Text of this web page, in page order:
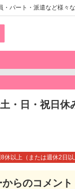
パート・派遣など様々
・日・祝日
休以上（または週休2日以
らのコメント